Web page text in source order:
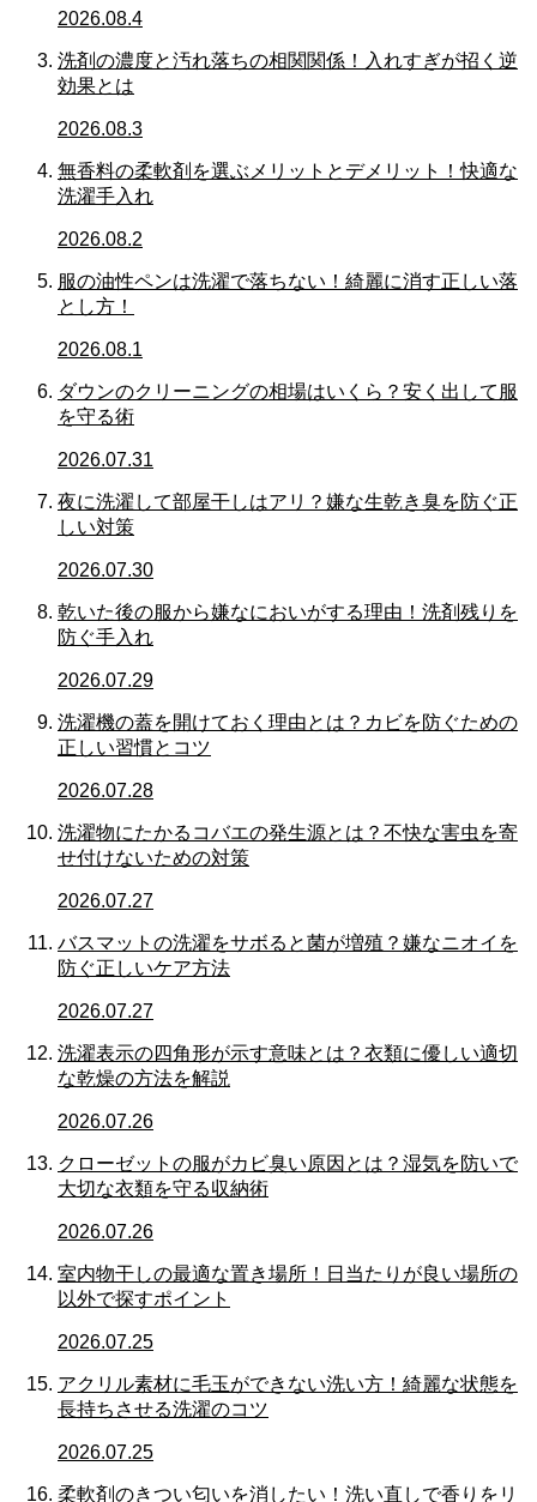
2026.08.4
洗剤の濃度と汚れ落ちの相関関係！入れすぎが招く逆
効果とは
2026.08.3
無香料の柔軟剤を選ぶメリットとデメリット！快適な
洗濯手入れ
2026.08.2
服の油性ペンは洗濯で落ちない！綺麗に消す正しい落
とし方！
2026.08.1
ダウンのクリーニングの相場はいくら？安く出して服
を守る術
2026.07.31
夜に洗濯して部屋干しはアリ？嫌な生乾き臭を防ぐ正
しい対策
2026.07.30
乾いた後の服から嫌なにおいがする理由！洗剤残りを
防ぐ手入れ
2026.07.29
洗濯機の蓋を開けておく理由とは？カビを防ぐための
正しい習慣とコツ
2026.07.28
洗濯物にたかるコバエの発生源とは？不快な害虫を寄
せ付けないための対策
2026.07.27
バスマットの洗濯をサボると菌が増殖？嫌なニオイを
防ぐ正しいケア方法
2026.07.27
洗濯表示の四角形が示す意味とは？衣類に優しい適切
な乾燥の方法を解説
2026.07.26
クローゼットの服がカビ臭い原因とは？湿気を防いで
大切な衣類を守る収納術
2026.07.26
室内物干しの最適な置き場所！日当たりが良い場所の
以外で探すポイント
2026.07.25
アクリル素材に毛玉ができない洗い方！綺麗な状態を
長持ちさせる洗濯のコツ
2026.07.25
柔軟剤のきつい匂いを消したい！洗い直しで香りをリ